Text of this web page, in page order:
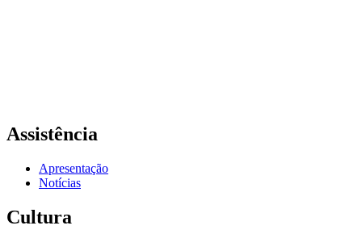
Assistência
Apresentação
Notícias
Cultura